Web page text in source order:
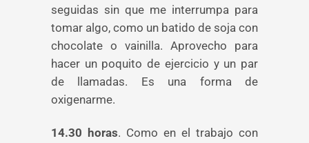
seguidas sin que me interrumpa para
tomar algo, como un batido de soja con
chocolate o vainilla. Aprovecho para
hacer un poquito de ejercicio y un par
de llamadas. Es una forma de
oxigenarme.
14.30 horas. Como en el trabajo con